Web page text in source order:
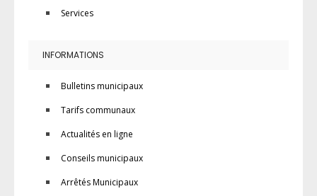
Services
INFORMATIONS
Bulletins municipaux
Tarifs communaux
Actualités en ligne
Conseils municipaux
Arrêtés Municipaux